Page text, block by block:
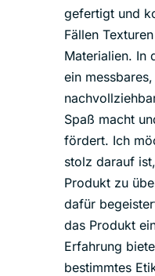
gefertigt und
Fällen
Materialien. In
ein
Spaß macht
fördert. Ich
stolz darauf
Produkt zu
dafür
das Produkt
Erfahrung
bestimmtes